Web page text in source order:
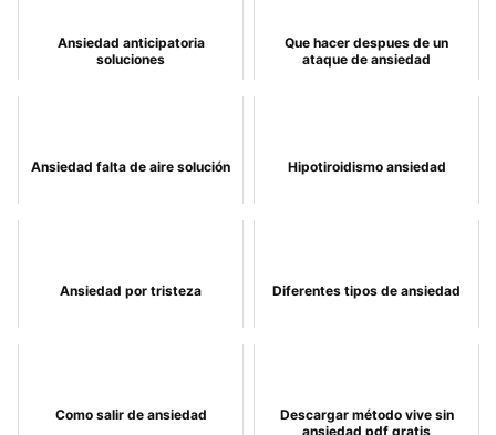
Ansiedad anticipatoria
soluciones
Que hacer despues de un
ataque de ansiedad
Ansiedad falta de aire solución Hipotiroidismo ansiedad
Ansiedad por tristeza Diferentes tipos de ansiedad
Como salir de ansiedad
Descargar método vive sin
ansiedad pdf gratis